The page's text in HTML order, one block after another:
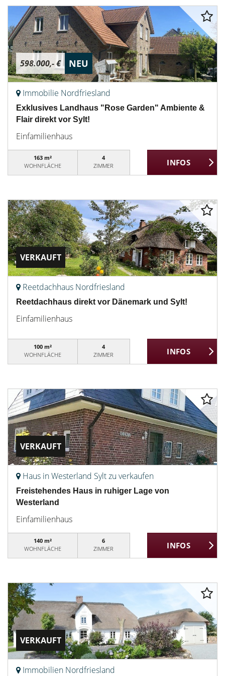
598.000,- € NEU
Immobilie Nordfriesland
Exklusives Landhaus "Rose Garden" Ambiente &
Flair direkt vor Sylt!
Einfamilienhaus
163 m²
WOHNFLÄCHE
4
ZIMMER
VERKAUFT
Reetdachhaus Nordfriesland
Reetdachhaus direkt vor Dänemark und Sylt!
Einfamilienhaus
100 m²
WOHNFLÄCHE
4
ZIMMER
VERKAUFT
Haus in Westerland Sylt zu verkaufen
Freistehendes Haus in ruhiger Lage von
Westerland
Einfamilienhaus
140 m²
WOHNFLÄCHE
6
ZIMMER
VERKAUFT
Immobilien Nordfriesland